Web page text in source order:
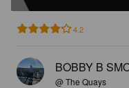
4.2
BOBBY B
@ The Quays